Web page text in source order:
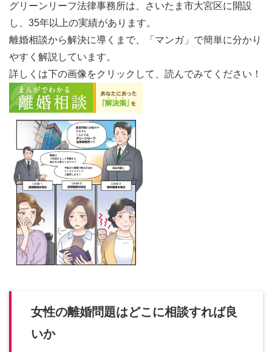
グリーンリーフ法律事務所は、さいたま市大宮区に開設
し、35年以上の実績があります。
離婚相談から解決に導くまで、「マンガ」で簡単に分かり
やすく解説しています。
詳しくは下の画像をクリックして、読んでみてください！
女性の離婚問題はどこに相談すれば良
いか